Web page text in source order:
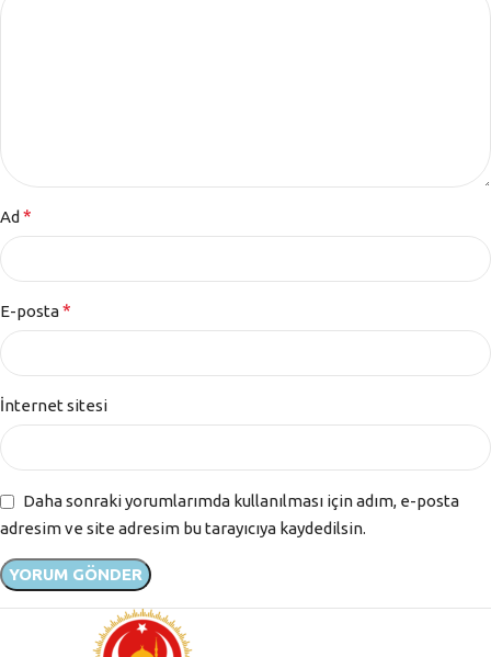
Ad *
E-posta*
İnternet sitesi
Daha sonraki yorumlarımda kullanılması için adım, e-posta
adresim ve site adresim bu tarayıcıya kaydedilsin.